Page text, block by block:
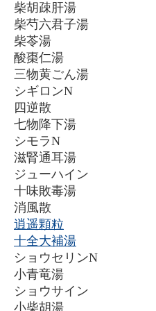
柴胡疎肝湯
柴芍六君子湯
柴苓湯
酸棗仁湯
三物黄ごん湯
シギロンN
四逆散
七物降下湯
シモラN
滋腎通耳湯
ジューハイン
十味敗毒湯
消風散
逍遥顆粒
十全大補湯
ショウセリンN
小青竜湯
ショウサイン
小柴胡湯